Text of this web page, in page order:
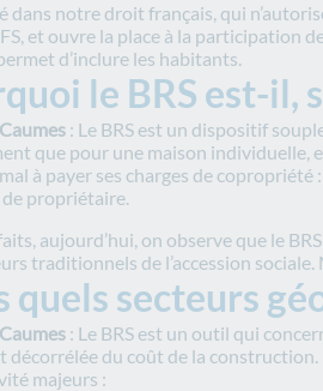
dans notre droit français, qui
et ouvre la place à la participation
d’inclure les habitants.
le BRS est-il,
: Le BRS est un dispositif
que pour une maison individuelle,
à payer ses charges de
propriétaire.
aujourd’hui, on observe que le
traditionnels de l’accession
quels secteurs
: Le BRS est un outil qui
décorrélée du coût de la
majeurs :